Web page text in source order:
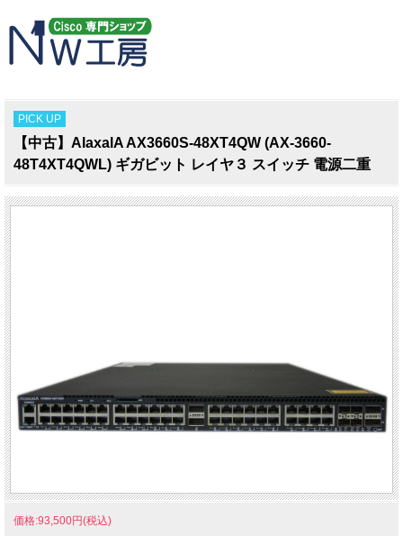
PICK UP
【中古】AlaxalA AX3660S-48XT4QW (AX-3660-
48T4XT4QWL) ギガビット レイヤ３ スイッチ 電源二重
価格:93,500円(税込)